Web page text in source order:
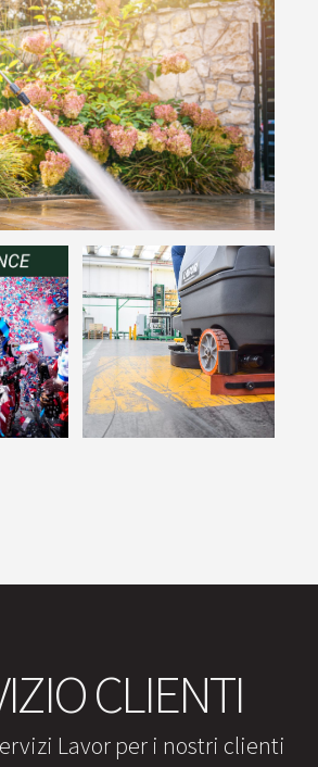
CLIENTI
Lavor per i nostri clienti